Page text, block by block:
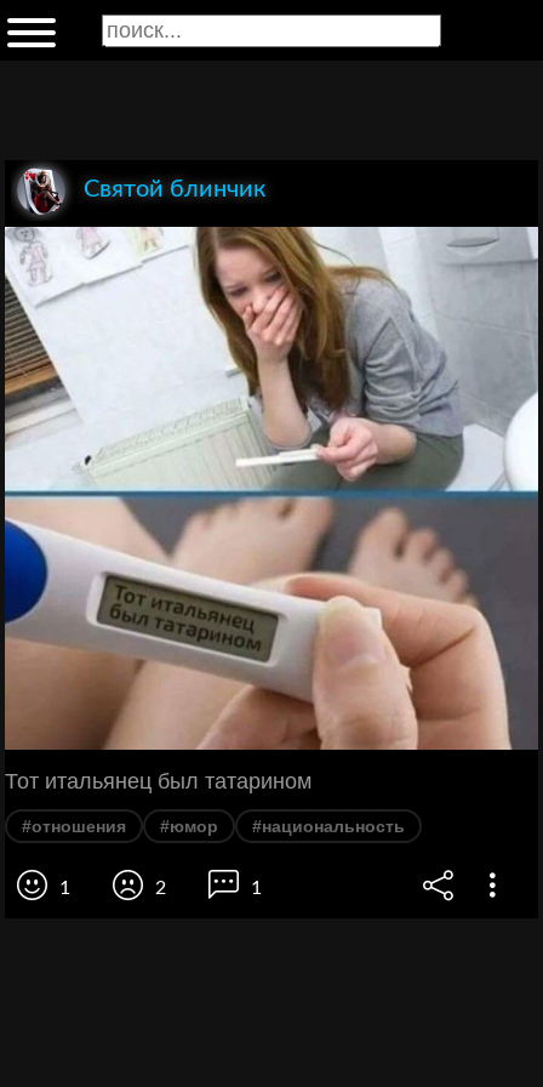
Святой блинчик
Тот итальянец был татарином
#отношения #юмор #национальность
1 2 1